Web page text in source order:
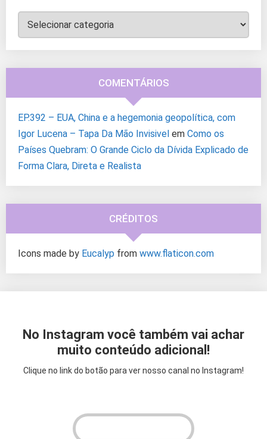
Categorias
COMENTÁRIOS
EP.392 – EUA, China e a hegemonia geopolítica, com
Igor Lucena – Tapa Da Mão Invisivel em Como os
Países Quebram: O Grande Ciclo da Dívida Explicado de
Forma Clara, Direta e Realista
CRÉDITOS
Icons made by Eucalyp from www.flaticon.com
No Instagram você também vai achar
muito conteúdo adicional!
Clique no link do botão para ver nosso canal no Instagram!